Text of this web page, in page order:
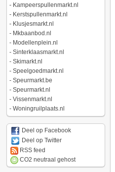
- Kampeerspullenmarkt.nl
- Kerstspullenmarkt.nl
- Klusjesmarkt.nl
- Mkbaanbod.nl
- Modellenplein.nl
- Sinterklaasmarkt.nl
- Skimarkt.nl
- Speelgoedmarkt.nl
- Speurmarkt.be
- Speurmarkt.nl
- Vissenmarkt.nl
- Woningruilplaats.nl
Deel op Facebook
Deel op Twitter
RSS feed
CO2 neutraal gehost